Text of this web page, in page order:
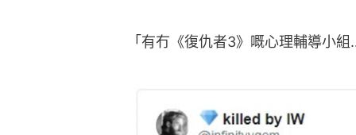
「有冇《復仇者3》嘅心理輔導小